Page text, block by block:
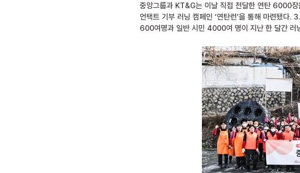
중앙그룹과 KT&G는 이날 직접 전달한 연탄 6000
언택트 기부 러닝 캠페인 ‘연탄런’을 통해 마련됐다
600여명과 일반 시민 4000여 명이 지난 한 달간 러